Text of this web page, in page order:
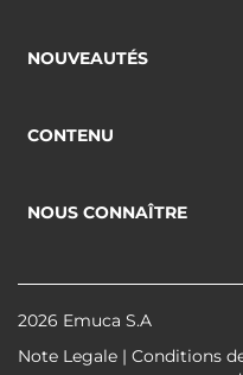
NOUVEAUTÉS
CONTENU
NOUS CONNAÎTRE
2026 Emuca S.A
Note Legale | Conditions